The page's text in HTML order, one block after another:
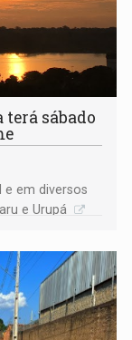
terá sábado
e em diversos
e Urupá